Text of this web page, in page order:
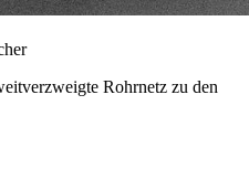
Rohrnetz zu den